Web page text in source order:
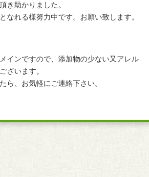
き助かりました。
なれる様努力中です。お願い致します。
インですので、添加物の少ない又アレル
ざいます。
ら、お気軽にご連絡下さい。